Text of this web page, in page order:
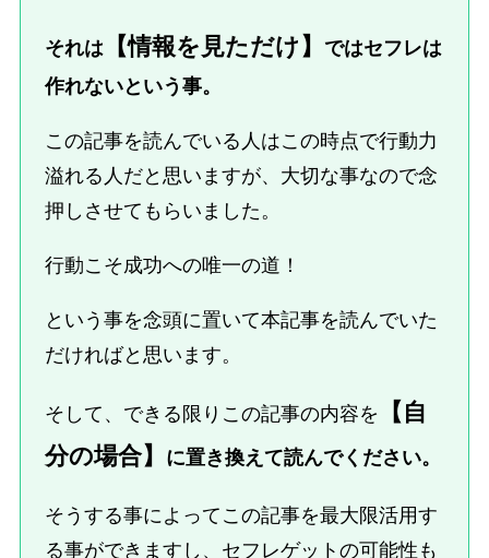
それは 【情報を見ただけ】
ではセフレは
作れないという事。
この記事を読んでいる人はこの時点で行動力
溢れる人だと思いますが、大切な事なので念
押しさせてもらいました。
行動こそ成功への唯一の道！
という事を念頭に置いて本記事を読んでいた
だければと思います。
そして、できる限りこの記事の内容を
【自
分の場合】
に置き換えて読んでください。
そうする事によってこの記事を最大限活用す
る事ができますし、セフレゲットの可能性も